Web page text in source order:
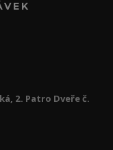
2. Patro Dveře č.